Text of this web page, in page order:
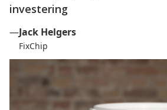
investering
—Jack Helgers
FixChip